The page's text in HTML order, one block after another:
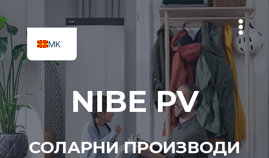
to
content
NIBE PV
СОЛАРНИ ПРОИЗВОДИ
MK
SQ